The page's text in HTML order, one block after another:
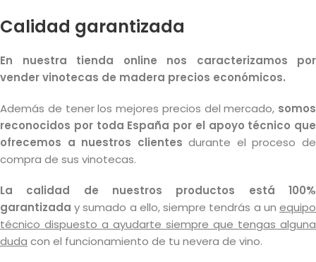
Calidad garantizada
En nuestra tienda online nos caracterizamos por
vender vinotecas de madera precios económicos.
Además de tener los mejores precios del mercado, somos
reconocidos por toda España por el apoyo técnico que
ofrecemos a nuestros clientes durante el proceso de
compra de sus vinotecas.
La calidad de nuestros productos está 100%
garantizada y sumado a ello, siempre tendrás a un equipo
técnico dispuesto a ayudarte siempre que tengas alguna
duda con el funcionamiento de tu nevera de vino.